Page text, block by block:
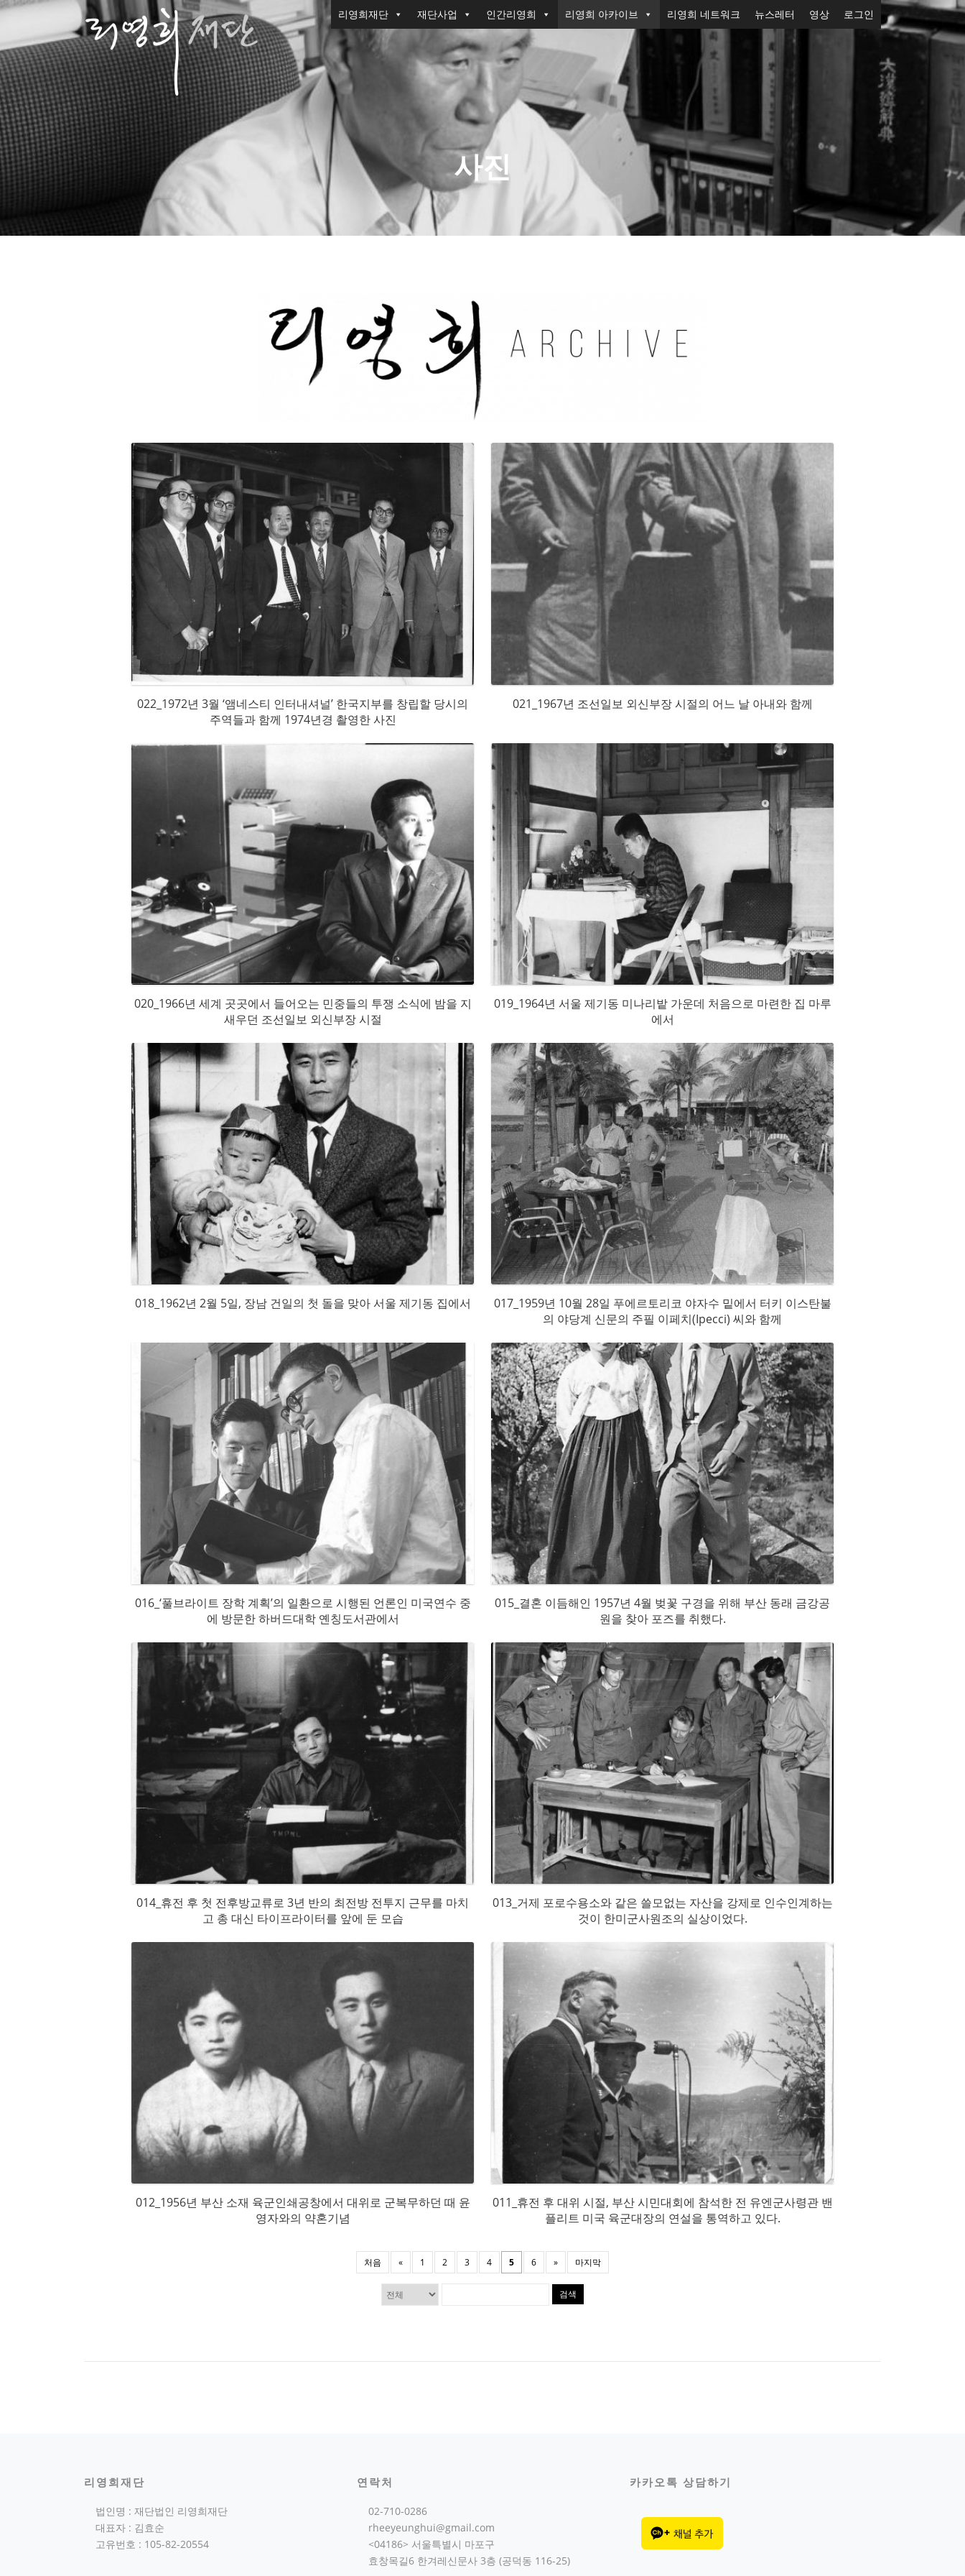
콘
로
바
로
가
기
리영희재단 재단사업 인간리영희 리영희 아카이브 리영희 네트워크 뉴스레터 영상 로그인
사진
022_1972년 3월 ‘앰네스티 인터내셔널’ 한국지부를 창립할 당시의
주역들과 함께 1974년경 촬영한 사진
021_1967년 조선일보 외신부장 시절의 어느 날 아내와 함께
020_1966년 세계 곳곳에서 들어오는 민중들의 투쟁 소식에 밤을 지
새우던 조선일보 외신부장 시절
019_1964년 서울 제기동 미나리밭 가운데 처음으로 마련한 집 마루
에서
018_1962년 2월 5일, 장남 건일의 첫 돌을 맞아 서울 제기동 집에서
017_1959년 10월 28일 푸에르토리코 야자수 밑에서 터키 이스탄불
의 야당계 신문의 주필 이페치(Ipecci) 씨와 함께
016_‘풀브라이트 장학 계획’의 일환으로 시행된 언론인 미국연수 중
에 방문한 하버드대학 옌칭도서관에서
015_결혼 이듬해인 1957년 4월 벚꽃 구경을 위해 부산 동래 금강공
원을 찾아 포즈를 취했다.
014_휴전 후 첫 전후방교류로 3년 반의 최전방 전투지 근무를 마치
고 총 대신 타이프라이터를 앞에 둔 모습
013_거제 포로수용소와 같은 쓸모없는 자산을 강제로 인수인계하는
것이 한미군사원조의 실상이었다.
012_1956년 부산 소재 육군인쇄공창에서 대위로 군복무하던 때 윤
영자와의 약혼기념
011_휴전 후 대위 시절, 부산 시민대회에 참석한 전 유엔군사령관 밴
플리트 미국 육군대장의 연설을 통역하고 있다.
처음 « 1 2 3 4 5 6 » 마지막
검색
리영희재단
법인명 : 재단법인 리영희재단
대표자 : 김효순
고유번호 : 105-82-20554
연락처
02-710-0286
rheeyeunghui@gmail.com
<04186> 서울특별시 마포구
효창목길6 한겨레신문사 3층 (공덕동 116-25)
카카오톡 상담하기